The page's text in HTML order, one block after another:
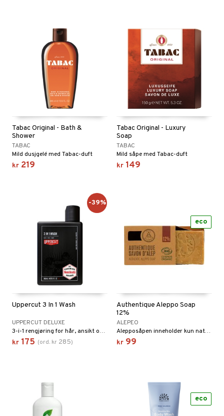
Tabac Original - Bath &
Shower
TABAC
Mild dusjgelé med Tabac-duft
kr 219
Tabac Original - Luxury
Soap
TABAC
Mild såpe med Tabac-duft
kr 149
Uppercut 3 In 1 Wash
UPPERCUT DELUXE
3-i-1 rengjøring for hår, ansikt og kropp fra Uppercut Deluxe
kr 175 (ord. kr 285)
-39%
Authentique Aleppo Soap
12%
ALEPEO
Alepposåpen inneholder kun naturlig olivenolje, lagerbærsolje samt vann.
kr 99
eco
eco